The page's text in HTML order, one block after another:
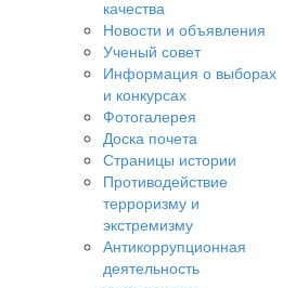
качества
Новости и объявления
Ученый совет
Информация о выборах
и конкурсах
Фотогалерея
Доска почета
Страницы истории
Противодействие
терроризму и
экстремизму
Антикоррупционная
деятельность